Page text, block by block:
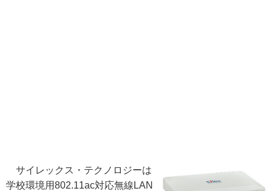
サイレックス・テクノロジーは
学校環境用802.11ac対応無線LAN